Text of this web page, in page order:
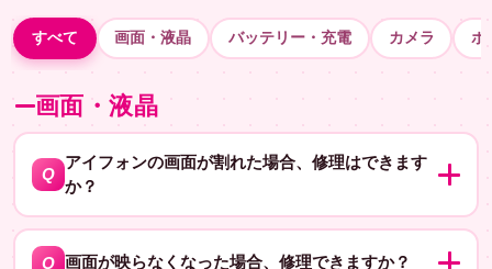
すべて 画面・液晶 バッテリー・充電 カメラ ボ
画面・液晶
Q
アイフォンの画面が割れた場合、修理はできます
か？
A はい、画面の修理は可能です。割れた部分の交換になる
ため、修理にかかる時間と費用は割れ方や機種によって
Q 画面が映らなくなった場合、修理できますか？